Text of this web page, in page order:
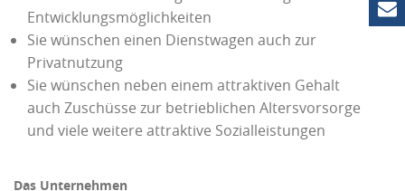
Entwicklungsmöglichkeiten
Sie wünschen einen Dienstwagen auch zur
Privatnutzung
Sie wünschen neben einem attraktiven Gehalt
auch Zuschüsse zur betrieblichen Altersvorsorge
und viele weitere attraktive Sozialleistungen
Das Unternehmen